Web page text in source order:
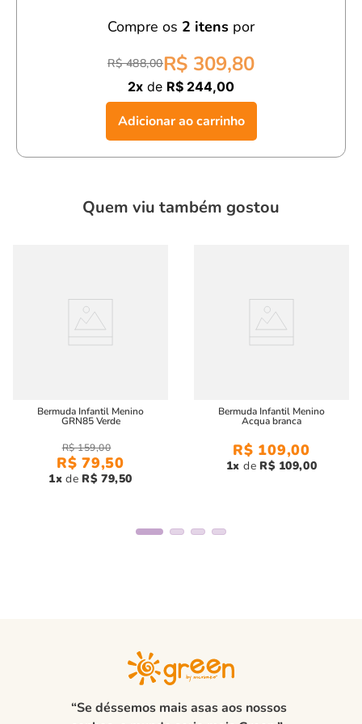
Design Sofisticado:Visual sofisticado, estilo esportivo.
bermuda infantil menino pesponto azul,
estará confortável, estiloso e pronto para aproveitar o verão
Compre os 2 itens por
R$ 488,00R$ 309,80
2x de R$ 244,00
Adicionar ao carrinho
Quem viu também gostou
Bermuda Infantil Menino
GRN85 Verde
R$ 159,00
R$ 79,50
1 R$ 79,50
Bermuda Infantil Menino
Acqua branca
R$ 109,00
1 R$ 109,00
“Se déssemos mais asas aos nossos